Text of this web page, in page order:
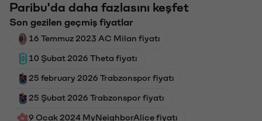
Paribu'da daha fazlasını keşfet
Son gezilen geçmiş fiyatlar
16 Temmuz 2023 AC Milan fiyatı
10 Şubat 2026 Theta fiyatı
25 february 2026 Trabzonspor fiyatı
25 Şubat 2026 Trabzonspor fiyatı
9 Ocak 2024 MyNeighborAlice fiyatı